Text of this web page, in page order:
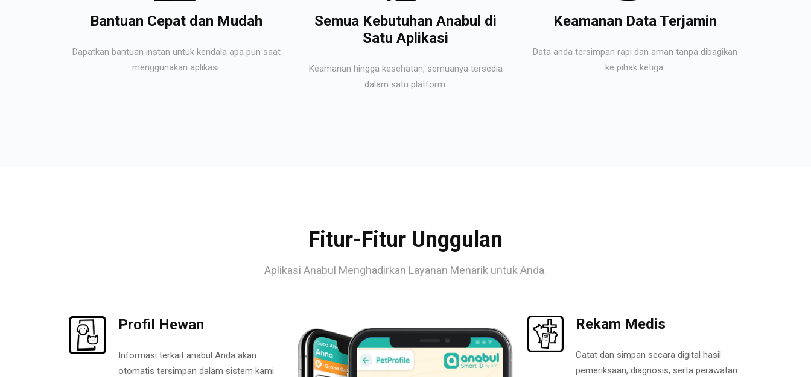
Bantuan Cepat dan Mudah
Dapatkan bantuan instan untuk kendala apa pun saat
menggunakan aplikasi.
Semua Kebutuhan Anabul di
Satu Aplikasi
Keamanan hingga kesehatan, semuanya tersedia
dalam satu platform.
Keamanan Data Terjamin
Data anda tersimpan rapi dan aman tanpa dibagikan
ke pihak ketiga.
Fitur-Fitur Unggulan
Aplikasi Anabul Menghadirkan Layanan Menarik untuk Anda.
Profil Hewan
Informasi terkait anabul Anda akan
otomatis tersimpan dalam sistem kami
Rekam Medis
Catat dan simpan secara digital hasil
pemeriksaan, diagnosis, serta perawatan